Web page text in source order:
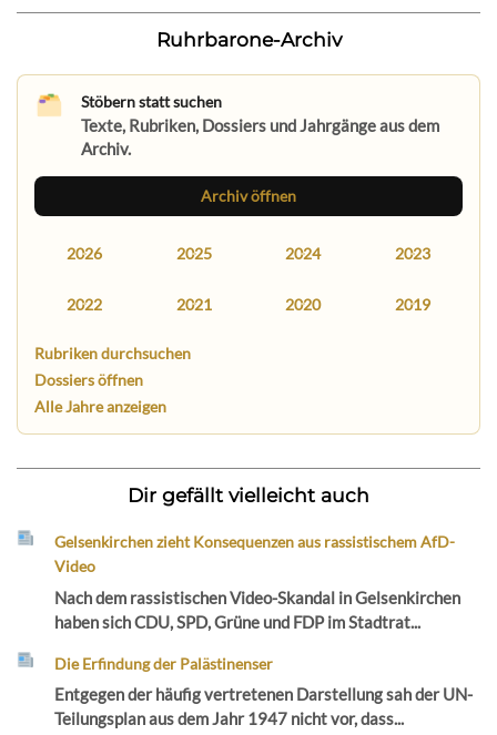
Ruhrbarone-Archiv
Stöbern statt suchen
Texte, Rubriken, Dossiers und Jahrgänge aus dem
Archiv.
Archiv öffnen
2026 2025 2024 2023
2022 2021 2020 2019
Rubriken durchsuchen
Dossiers öffnen
Alle Jahre anzeigen
Dir gefällt vielleicht auch
Gelsenkirchen zieht Konsequenzen aus rassistischem AfD-
Video
Nach dem rassistischen Video-Skandal in Gelsenkirchen
haben sich CDU, SPD, Grüne und FDP im Stadtrat...
Die Erfindung der Palästinenser
Entgegen der häufig vertretenen Darstellung sah der UN-
Teilungsplan aus dem Jahr 1947 nicht vor, dass...